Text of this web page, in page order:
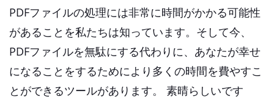
PDFファイルの処理には非常に時間がかかる可能性
があることを私たちは知っています。そして今、
PDFファイルを無駄にする代わりに、あなたが幸せ
になることをするためにより多くの時間を費やすこ
とができるツールがあります。 素晴らしいです